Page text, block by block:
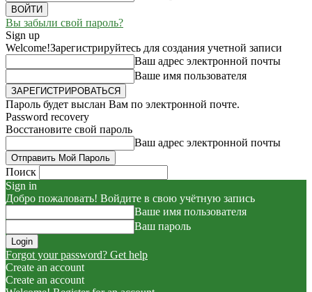
Вы забыли свой пароль?
Sign up
Welcome!Зарегистрируйтесь для создания учетной записи
Ваш адрес электронной почты
Ваше имя пользователя
Пароль будет выслан Вам по электронной почте.
Password recovery
Восстановите свой пароль
Ваш адрес электронной почты
Поиск
Sign in
Добро пожаловать! Войдите в свою учётную запись
Ваше имя пользователя
Ваш пароль
Forgot your password? Get help
Create an account
Create an account